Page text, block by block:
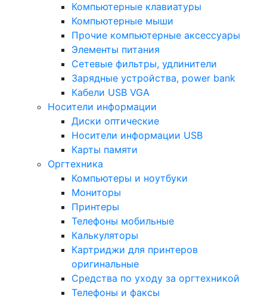
Компьютерные клавиатуры
Компьютерные мыши
Прочие компьютерные аксессуары
Элементы питания
Сетевые фильтры, удлинители
Зарядные устройства, power bank
Кабели USB VGA
Носители информации
Диски оптические
Носители информации USB
Карты памяти
Оргтехника
Компьютеры и ноутбуки
Мониторы
Принтеры
Телефоны мобильные
Калькуляторы
Картриджи для принтеров
оригинальные
Средства по уходу за оргтехникой
Телефоны и факсы